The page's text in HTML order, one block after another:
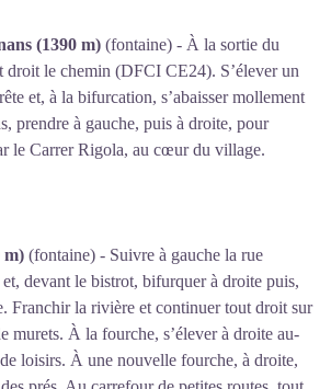
(1390 m) (fontaine) - À la sortie du
droit le chemin (DFCI CE24). S’élever un
et, à la bifurcation, s’abaisser mollement
prendre à gauche, puis à droite, pour
le Carrer Rigola, au cœur du village.
m) (fontaine) - Suivre à gauche la rue
devant le bistrot, bifurquer à droite puis,
Franchir la rivière et continuer tout droit sur
murets. À la fourche, s’élever à droite au-
loisirs. À une nouvelle fourche, à droite,